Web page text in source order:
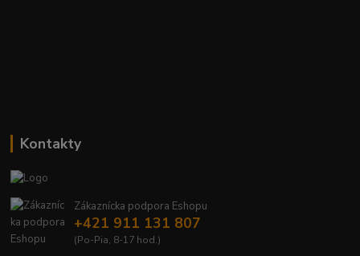
Kontakty
Zákaznícka podpora Eshopu
+421 911 131 807
(Po-Pia, 8-17 hod.)